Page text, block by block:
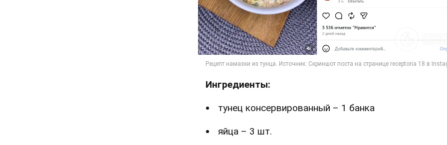
Ингредиенты:
тунец консервированный – 1 банка
яйца – 3 шт.